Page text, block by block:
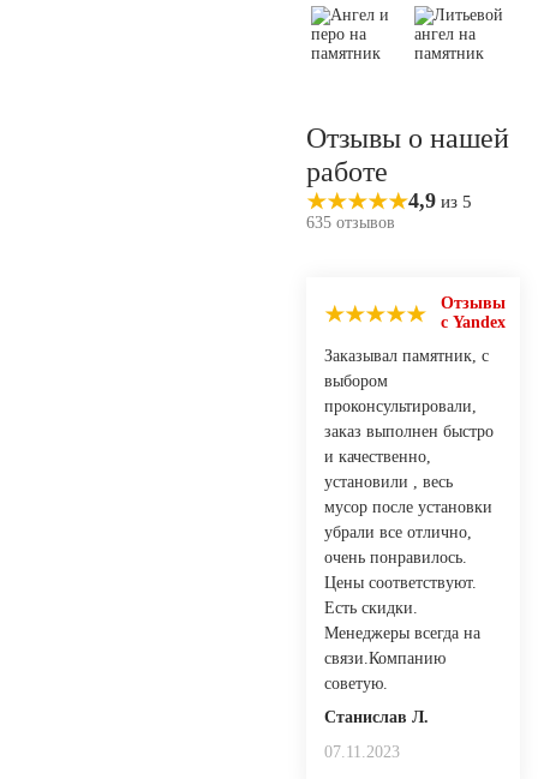
Отзывы о нашей
работе
4,9 из 5
635 отзывов
Отзывы
с Yandex
Заказывал памятник, с
выбором
проконсультировали,
заказ выполнен быстро
и качественно,
установили , весь
мусор после установки
убрали все отлично,
очень понравилось.
Цены соответствуют.
Есть скидки.
Менеджеры всегда на
связи.Компанию
советую.
Станислав Л.
07.11.2023